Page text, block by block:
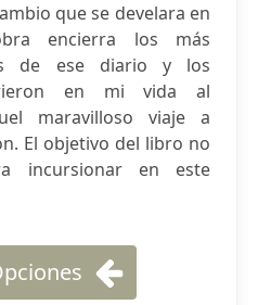
que se develara en
encierra los más
de ese diario y los
en mi vida al
maravilloso viaje a
El objetivo del libro no
incursionar en este